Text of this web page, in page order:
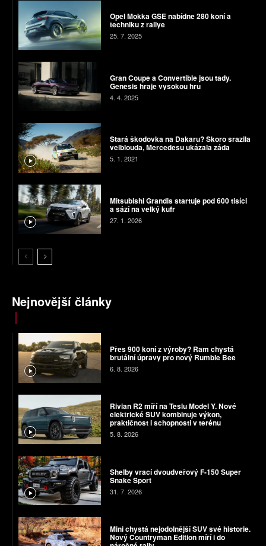
Opel Mokka GSE nabídne 280 koní a
techniku z rallye
25. 7. 2025
Gran Coupe a Convertible jsou tady.
Genesis hraje vysokou hru
4. 4. 2025
Stará škodovka na Dakaru? Skoro srazila
velblouda, Mercedesu ukázala záda
5. 1. 2021
Mitsubishi Grandis startuje pod 600 tisíci
a sází na velký kufr
27. 1. 2026
Nejnovější články
Přes 900 koní z výroby? Ram chystá
brutální úpravy pro nový Rumble Bee
6. 8. 2026
Rivian R2 míří na Teslu Model Y. Nové
elektrické SUV kombinuje výkon,
praktičnost i schopnosti v terénu
5. 8. 2026
Shelby vrací dvoudveřový F-150 Super
Snake Sport
31. 7. 2026
Mini chystá nejodolnější SUV své historie.
Nový Countryman Edition míří i do